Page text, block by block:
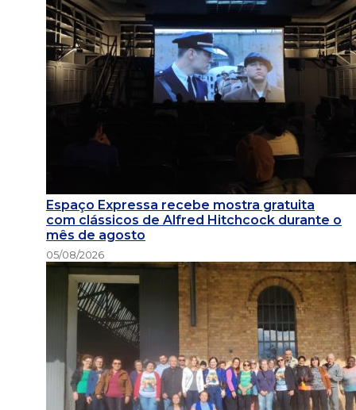
Espaço Expressa recebe mostra gratuita
com clássicos de Alfred Hitchcock durante o
mês de agosto
05/08/2026